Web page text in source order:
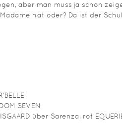
aber man muss ja schon
hat oder? Da ist der
SEVEN
über Sarenza, rot